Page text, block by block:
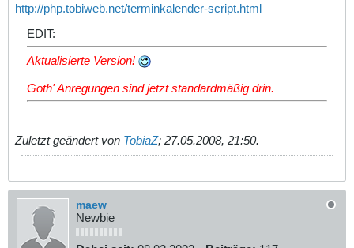
http://php.tobiweb.net/terminkalender-script.html
EDIT:
Aktualisierte Version!
Goth' Anregungen sind jetzt standardmäßig drin.
Zuletzt geändert von TobiaZ; 27.05.2008, 21:50.
maew
Newbie